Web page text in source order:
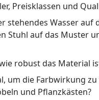
Preisklassen und
Wasser
auf das Muster
robust das Material
um die Farbwirkung
und Pflanzkästen?